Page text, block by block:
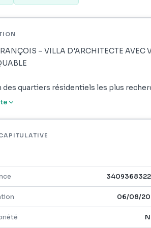
– VILLA D'ARCHITECTE AVEC
des quartiers résidentiels les plus
de la marina, des plages et des
sur un superbe terrain paysagé de 1
à-vis, offrant une agréable vue mer dès
155 m² habitables et plus de 255
meublée séduit
la maison s'articule autour d'un
06/08/